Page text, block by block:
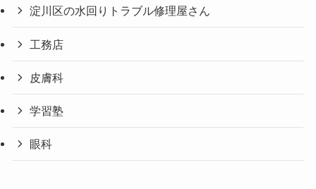
淀川区の水回りトラブル修理屋さん
工務店
皮膚科
学習塾
眼科